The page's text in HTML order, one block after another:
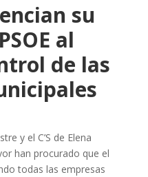
su
al
de las
y el C’S de Elena
han procurado que el
todas las empresas